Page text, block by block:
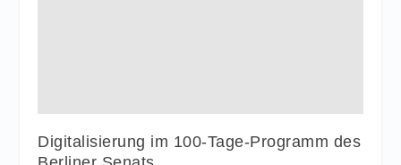
Digitalisierung im 100-Tage-Programm des